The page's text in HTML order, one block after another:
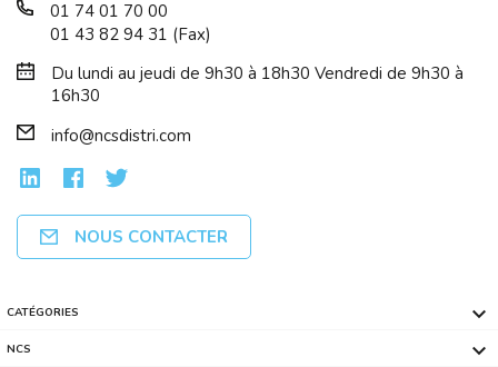
01 74 01 70 00
01 43 82 94 31 (Fax)
Du lundi au jeudi de 9h30 à 18h30 Vendredi de 9h30 à
16h30
info@ncsdistri.com
NOUS CONTACTER
CATÉGORIES 
NCS 